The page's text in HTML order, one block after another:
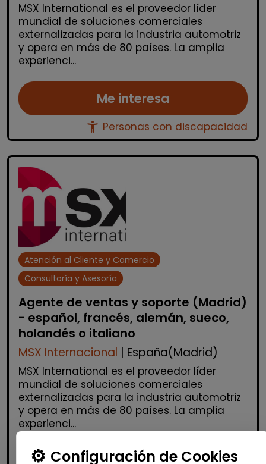
MSX International es el proveedor líder
mundial de soluciones comerciales
externalizadas para la industria automotriz
y opera en más de 80 países. La amplia
experienci...
Me interesa
accessibility_new Personas con discapacidad
Atención al Cliente y Comercio
Consultoría y Asesoría
Agente de ventas y soporte (Madrid)
- español, francés, alemán, sueco,
holandés o italiano
MSX Internacional | España(Madrid)
MSX International es el proveedor líder
mundial de soluciones comerciales
externalizadas para la industria automotriz
y opera en más de 80 países. La amplia
experienci...
Configuración de Cookies